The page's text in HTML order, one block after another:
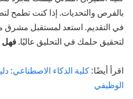
بالفرص والتحديات. إذا كنت تطمح
في التقديم. استعد لمستقبل مشرق
لتحقيق حلمك في التحليق عاليًا.فهل
اقرأ أيضًا: كلية الذكاء الاصطناعي:
الوظيفي